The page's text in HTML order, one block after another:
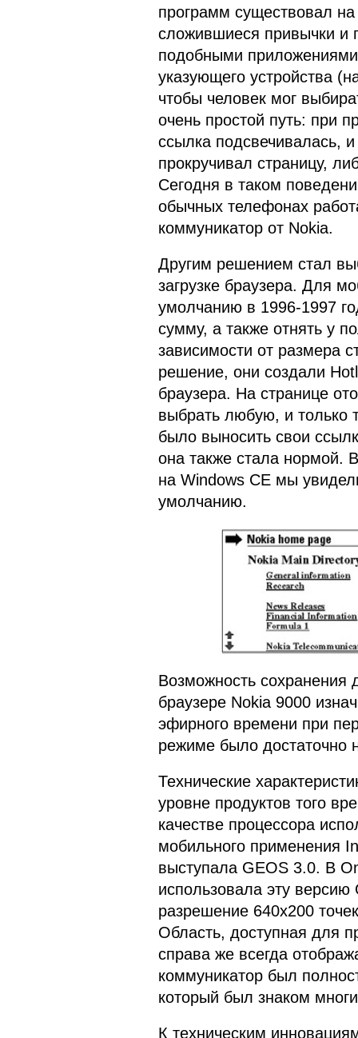
программ существовал
сложившиеся привычки и
подобными
указующего устройства
чтобы человек мог
очень простой путь: при
ссылка подсвечивалась,
прокручивал страницу,
Сегодня в таком
обычных телефонах
коммуникатор от Nokia.
Другим решением стал
загрузке браузера. Для
умолчанию в 1996-1997
сумму, а также отнять у
зависимости от размера
решение, они создали
браузера. На странице
выбрать любую, и только
было выносить свои
она также стала нормой.
на Windows CE мы
умолчанию.
Возможность сохранения
браузере Nokia 9000
эфирного времени при
режиме было достаточно
Технические
уровне продуктов того
качестве процессора
мобильного применения
выступала GEOS 3.0. В
использовала эту
разрешение 640х200
Область, доступная для
справа же всегда
коммуникатор был
который был знаком
К техническим